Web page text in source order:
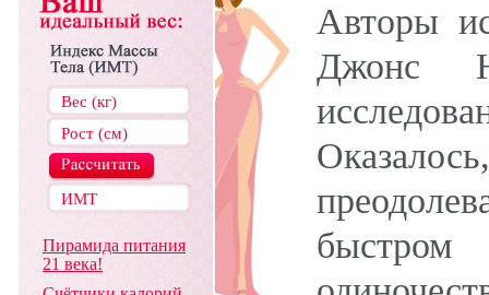
Пирамида питания
21 века!
Авторы
Джонс